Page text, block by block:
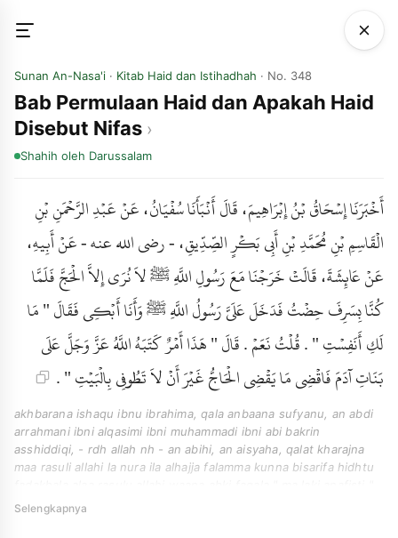
Sunan An-Nasa'i · Kitab Haid dan Istihadhah · No. 348
Bab Permulaan Haid dan Apakah Haid
Disebut Nifas
Shahih oleh Darussalam
أَخْبَرَنَا إِسْحَاقُ بْنُ إِبْرَاهِيمَ، قَالَ أَنْبَأَنَا سُفْيَانُ، عَنْ عَبْدِ الرَّحْمَنِ بْنِ
الْقَاسِمِ بْنِ مُحَمَّدِ بْنِ أَبِي بَكْرٍ الصِّدِّيقِ، - رضى الله عنه - عَنْ أَبِيهِ،
عَنْ عَائِشَةَ، قَالَتْ خَرَجْنَا مَعَ رَسُولِ اللَّهِ ﷺ لاَ نُرَى إِلاَّ الْحَجَّ فَلَمَّا
كُنَّا بِسَرِفَ حِضْتُ فَدَخَلَ عَلَىَّ رَسُولُ اللَّهِ ﷺ وَأَنَا أَبْكِي فَقَالَ " مَا
لَكِ أَنَفِسْتِ " . قُلْتُ نَعَمْ . قَالَ " هَذَا أَمْرٌ كَتَبَهُ اللَّهُ عَزَّ وَجَلَّ عَلَى
بَنَاتِ آدَمَ فَاقْضِي مَا يَقْضِي الْحَاجُّ غَيْرَ أَنْ لاَ تَطُوفِي بِالْبَيْتِ " .
akhbarana ishaqu ibnu ibrahima, qala anbaana sufyanu, an abdi
arrahmani ibni alqasimi ibni muhammadi ibni abi bakrin
asshiddiqi, - rdh allah nh - an abihi, an aisyaha, qalat kharajna
maa rasuli allahi la nura ila alhajja falamma kunna bisarifa hidhtu
qultu naam. qala " hadza amrun katabahu allahu azza wajalla ala
Selengkapnya